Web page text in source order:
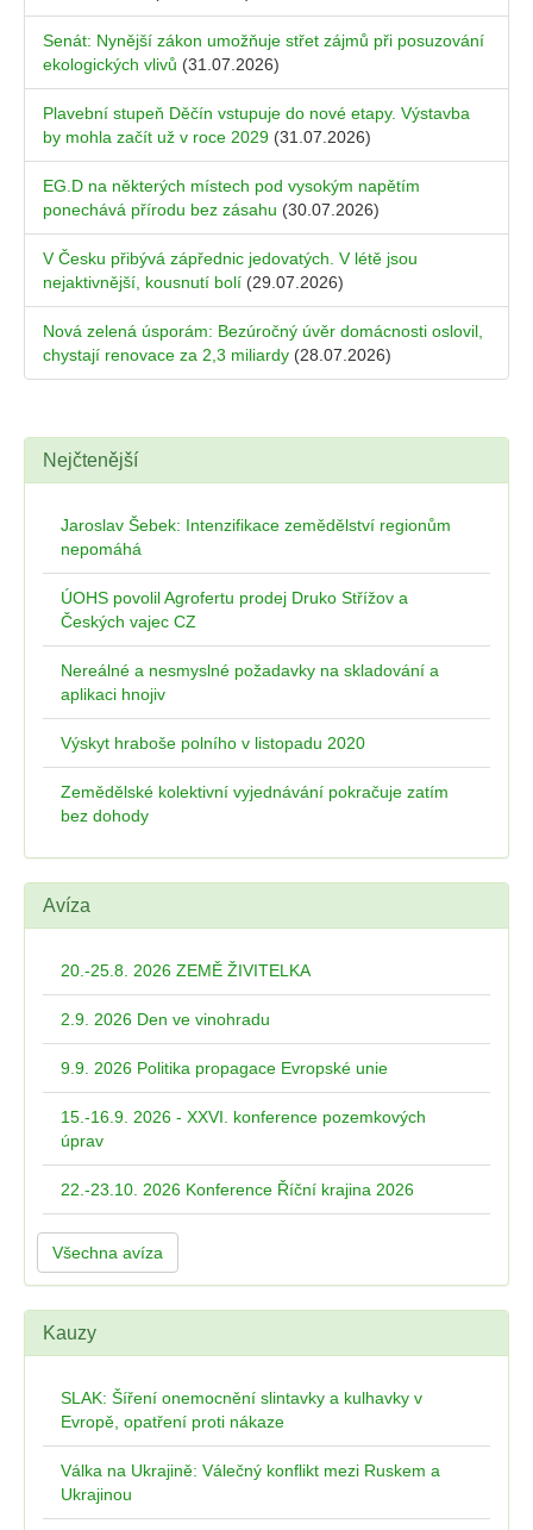
Senát: Nynější zákon umožňuje střet zájmů při posuzování
ekologických vlivů (31.07.2026)
Plavební stupeň Děčín vstupuje do nové etapy. Výstavba
by mohla začít už v roce 2029 (31.07.2026)
EG.D na některých místech pod vysokým napětím
ponechává přírodu bez zásahu (30.07.2026)
V Česku přibývá zápřednic jedovatých. V létě jsou
nejaktivnější, kousnutí bolí (29.07.2026)
Nová zelená úsporám: Bezúročný úvěr domácnosti oslovil,
chystají renovace za 2,3 miliardy (28.07.2026)
Nejčtenější
Jaroslav Šebek: Intenzifikace zemědělství regionům
nepomáhá
ÚOHS povolil Agrofertu prodej Druko Střížov a
Českých vajec CZ
Nereálné a nesmyslné požadavky na skladování a
aplikaci hnojiv
Výskyt hraboše polního v listopadu 2020
Zemědělské kolektivní vyjednávání pokračuje zatím
bez dohody
Avíza
20.-25.8. 2026 ZEMĚ ŽIVITELKA
2.9. 2026 Den ve vinohradu
9.9. 2026 Politika propagace Evropské unie
15.-16.9. 2026 - XXVI. konference pozemkových
úprav
22.-23.10. 2026 Konference Říční krajina 2026
Všechna avíza
Kauzy
SLAK: Šíření onemocnění slintavky a kulhavky v
Evropě, opatření proti nákaze
Válka na Ukrajině: Válečný konflikt mezi Ruskem a
Ukrajinou